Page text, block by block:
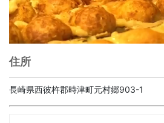
住所
長崎県西彼杵郡時津町元村郷903-1